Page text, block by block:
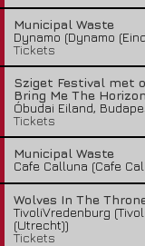
Municipal Waste
Dynamo (Dynamo
Tickets
Sziget Festival met
Bring Me The
Óbudai Eiland,
Tickets
Municipal Waste
Cafe Calluna (Cafe
Wolves In The
TivoliVredenburg
(Utrecht))
Tickets